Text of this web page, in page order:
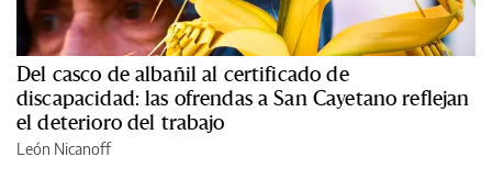
Del casco de albañil al certificado de
discapacidad: las ofrendas a San Cayetano reflejan
el deterioro del trabajo
León Nicanoff